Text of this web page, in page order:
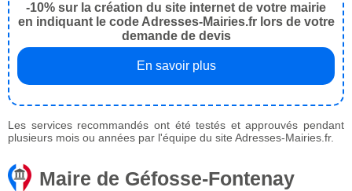
-10% sur la création du site internet de votre mairie
en indiquant le code Adresses-Mairies.fr lors de votre
demande de devis
En savoir plus
Les services recommandés ont été testés et approuvés pendant
plusieurs mois ou années par l'équipe du site Adresses-Mairies.fr.
Maire de Géfosse-Fontenay